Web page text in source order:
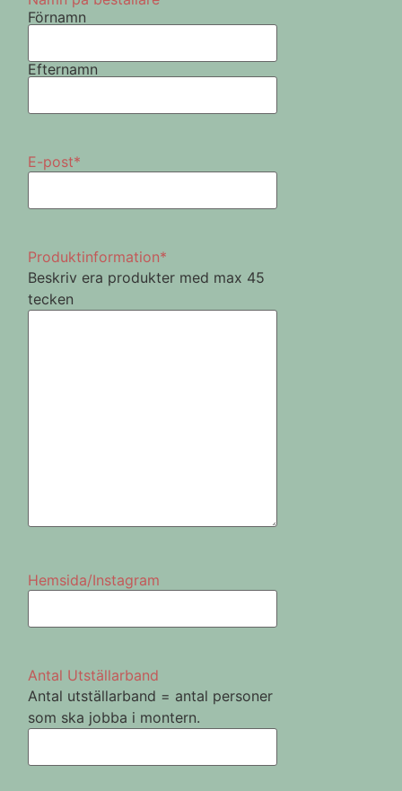
Förnamn
Efternamn
E-post*
Produktinformation*
Beskriv era produkter med max 45
tecken
Hemsida/Instagram
Antal Utställarband
Antal utställarband = antal personer
som ska jobba i montern.